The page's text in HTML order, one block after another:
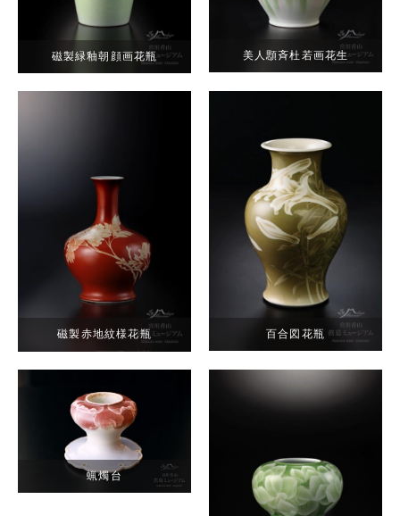
磁製緑釉朝顔画花瓶 美人顋斉杜若画花生
磁製赤地紋様花瓶 百合図花瓶
蝋燭台